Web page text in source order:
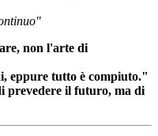
non l'arte di
eppure tutto è compiuto."
prevedere il futuro, ma di